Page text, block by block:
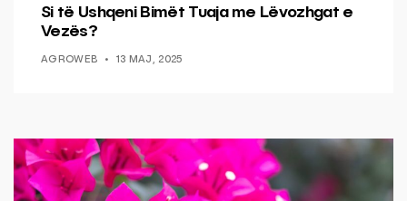
Si të Ushqeni Bimët Tuaja me Lëvozhgat e
Vezës?
AGROWEB 13 MAJ, 2025